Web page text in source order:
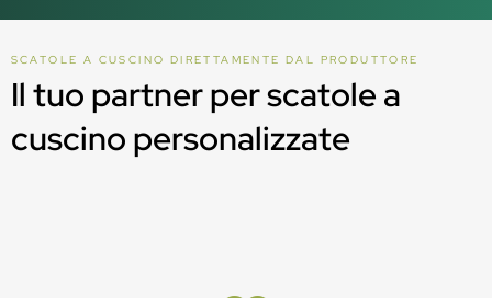
SCATOLE A CUSCINO DIRETTAMENTE DAL PRODUTTORE
Il tuo partner per scatole a
cuscino personalizzate